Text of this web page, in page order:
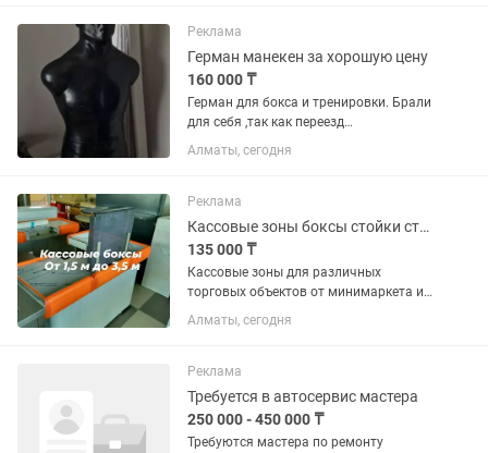
человечек • Прозрачный бокс •...
Реклама
Герман манекен за хорошую цену
160 000 ₸
Герман для бокса и тренировки. Брали
для себя ,так как переезд
продаю.сделаю не большую скидку,
забирайте ,состояние идеальное
Алматы, сегодня
Реклама
Кассовые зоны боксы стойки столы ресепшн торговое оборудование
135 000 ₸
Кассовые зоны для различных
торговых объектов от минимаркета и
бутика до супермаркетов и заправок.
Доставка по всему Казахстану.
рассрочка.
Алматы, сегодня
Реклама
Требуется в автосервис мастера
250 000 - 450 000 ₸
Требуются мастера по ремонту